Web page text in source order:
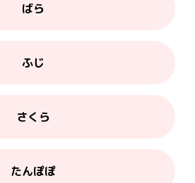
ばら
ふじ
さくら
たんぽぽ